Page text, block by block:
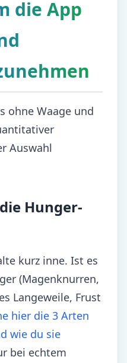
die App
ohne Waage und
Auswahl
Hunger-
kurz inne. Ist es
(Magenknurren,
Langeweile, Frust
hier die 3 Arten
wie du sie
bei echtem